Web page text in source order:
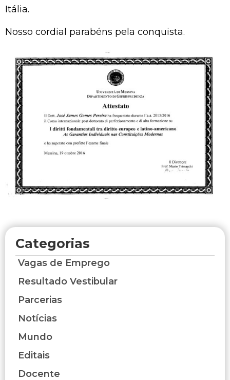
Itália.
Nosso cordial parabéns pela conquista.
Categorias
Vagas de Emprego
Resultado Vestibular
Parcerias
Notícias
Mundo
Editais
Docente